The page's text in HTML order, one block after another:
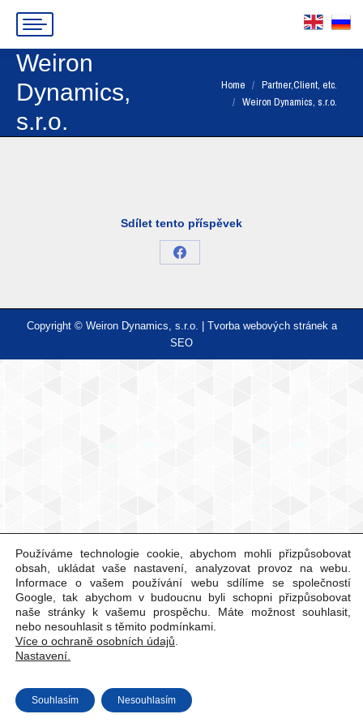
Weiron
Dynamics,
s.r.o.
You are here:
Home
Partner,Client, etc.
Weiron Dynamics, s.r.o.
Sdílet tento příspěvek
Share
Facebook
Copyright © Weiron Dynamics, s.r.o. | Tvorba webových stráneka
SEO
Používáme technologie cookie, abychom mohli přizpůsobovat
obsah, ukládat vaše nastavení, analyzovat provoz na webu.
Informace o vašem používání webu sdílíme se společností
Google, tak abychom v budoucnu byli schopni přizpůsobovat
naše stránky k vašemu prospěchu. Máte možnost souhlasit,
nebo nesouhlasit s těmito podmínkami.
Více o ochraně osobních údajů
Nastavení.
Souhlasím Nesouhlasím